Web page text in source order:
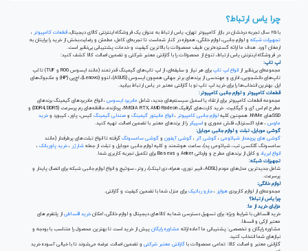
چرا یاس ارتباط؟
با ۲۵ سال تجربه درخشان در بازار کامپیوتر تهران، یاس ارتباط به عنوان یک فروشگاه اینترنتی کالای دیجیتال، قطعات کامپیوتر
تجهیزات شبکه
و لوازم جانبی، لوازم خانگی، همواره در کنار شماست تا تجربه‌ای کامل، مطمئن و رضایت‌بخش از خرید را برایتان به
ارمغان آورد. هدف ما ارائه گسترده‌ترین طیف محصولات با بالاترین کیفیت و خدمات پشتیبانی بی‌نظیر است.
در فروشگاه اینترنتی یاس ارتباط، تنوع از محصولات را با گارانتی معتبر شرکتی و تضمین اصالت کالا کشف کنید:
لپ تاپ:
مجموعه‌ای بی‌نظیر از انواع لپ تاپ
برای هر نیاز و سلیقه‌ای، از لپ تاپ‌های گیمینگ قدرتمند (مانند ایسوس ROG و TUF) تا لپ
تاپ‌های دانشجویی، اداری و مهندسی از برندهای برتر جهانی همچون ایسوس (ASUS)، لنوو (Lenovo)، اچ‌پی (HP) و مک‌بوک‌های
اپل. بهترین انتخاب‌ها را برای خرید لپ تاپ نو با گارانتی معتبر در یاس ارتباط بیابید.
قطعات کامپیوتر و لوازم جانبی کامپیوتر:
مجموعه قطعات کامپیوتر برای ارتقاء یا اسمبل سیستم‌های جدید، شامل مادربرد ایسوس ، انواع مادربردهای گیمینگ برندهای
مطرح ام اس آی و گیگابیت. خرید کارت‌های گرافیک NVIDIA RTX, AMD Radeon، پردازنده‌، حافظه‌های رم پرسرعت (DDR4, DDR5) و
SSDهای NVMe. همچنین کلیه
لوازم جانبی کامپیوتر انواع مانیتور گیمینگ صندلی گیمینگ
خرید
ماوس
اسپیکر
گوشی موبایل، تبلت و لوازم جانبی موبایل:
گوشی های پرچمدار شیائومی گوشی آنر گوشی آیفون گوشی سامسونگ گرفته تا انواع تبلت‌های پرطرفدار (مانند
سامسونگ گلکسی تب، شیائومی پد)، ساعت هوشمند و کلیه لوازم جانبی موبایل و تبلت از جمله شارژر خرید پاوربانک
انواع ایرپاد
تجهیزات شبکه:
شامل جدیدترین مدل‌های مودم (ADSL، فیبر نوری، همراه، دی لینک)، روتر، سوئیچ و انواع لوازم جانبی شبکه برای اتصال پایدار و
پرسرعت.
لوازم خانگی:
مجموعه‌ای از لوازم کاربردی هواپز جارو رباتیک
چرا یاس ارتباط؟
مزایای خرید از ما:
خرید اقساطی با شرایط ویژه: برای تسهیل دسترسی شما به کالاهای دیجیتال و لوازم خانگی، امکانخرید اقساطی از پلتفرم های
معتبر ازکی و قسطا.
مشاوره رایگان و تخصصی: پشتیبانی ما آماده ارائه مشاوره رایگان پیش از خرید است تا بهترین محصول را متناسب با بودجه و
نیازهای شما انتخاب کنید.
گارانتی معتبر و اصالت کالا: تمامی محصولات با گارانتی معتبر شرکتی و تضمین اصالت عرضه می‌شوند تا با خیالی آسوده خرید